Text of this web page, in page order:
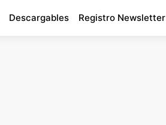
Descargables Registro Newsletter